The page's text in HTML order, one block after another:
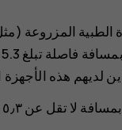
المزروعة
هذه الأجهزة
سنتيمتر (٦ بوصات).